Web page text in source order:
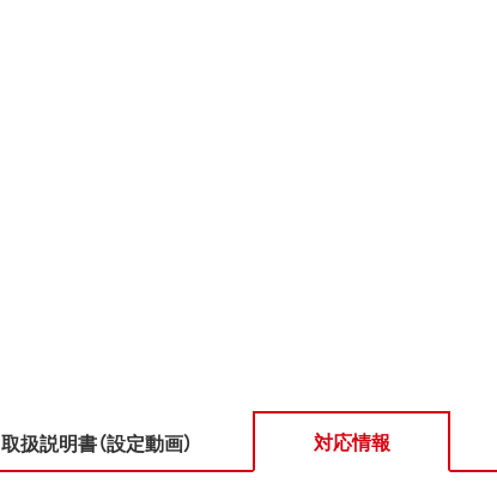
取扱説明書（設定動画） 対応情報